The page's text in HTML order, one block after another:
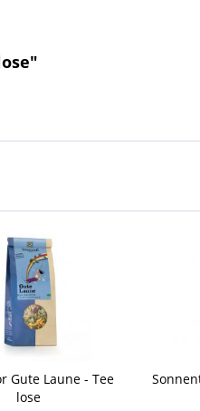
Gute Laune - Tee
lose